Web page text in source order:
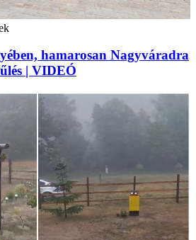
hamarosan Nagyváradra
| VIDEÓ